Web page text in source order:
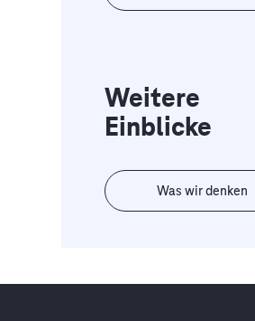
Weitere
Einblicke
Was wir denken